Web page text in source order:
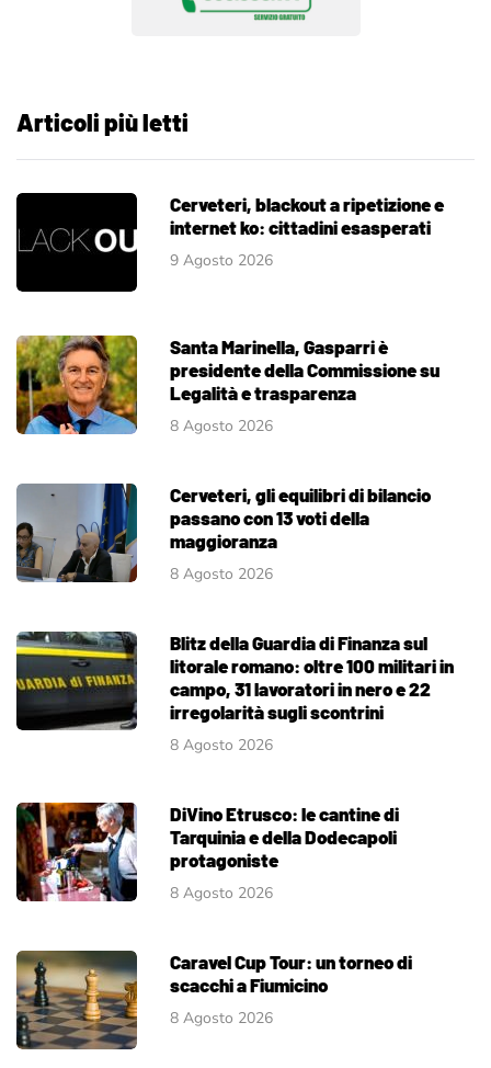
Articoli più letti
Cerveteri, blackout a ripetizione e
internet ko: cittadini esasperati
9 Agosto 2026
Santa Marinella, Gasparri è
presidente della Commissione su
Legalità e trasparenza
8 Agosto 2026
Cerveteri, gli equilibri di bilancio
passano con 13 voti della
maggioranza
8 Agosto 2026
Blitz della Guardia di Finanza sul
litorale romano: oltre 100 militari in
campo, 31 lavoratori in nero e 22
irregolarità sugli scontrini
8 Agosto 2026
DiVino Etrusco: le cantine di
Tarquinia e della Dodecapoli
protagoniste
8 Agosto 2026
Caravel Cup Tour: un torneo di
scacchi a Fiumicino
8 Agosto 2026